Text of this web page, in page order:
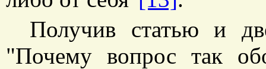
Получив статью и
"Почему вопрос так